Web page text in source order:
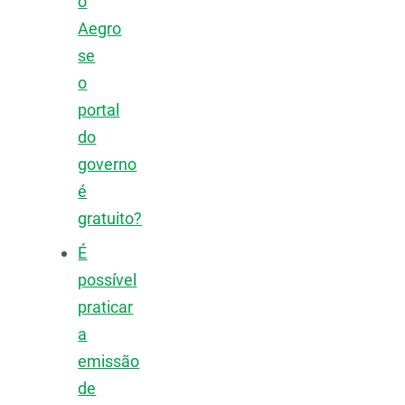
Aegro
se
o
portal
do
governo
é
gratuito?
É
possível
praticar
a
emissão
de